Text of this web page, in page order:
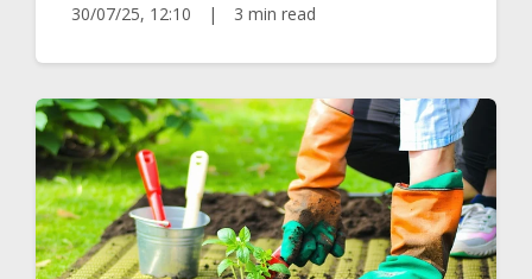
30/07/25, 12:10 | 3 min read